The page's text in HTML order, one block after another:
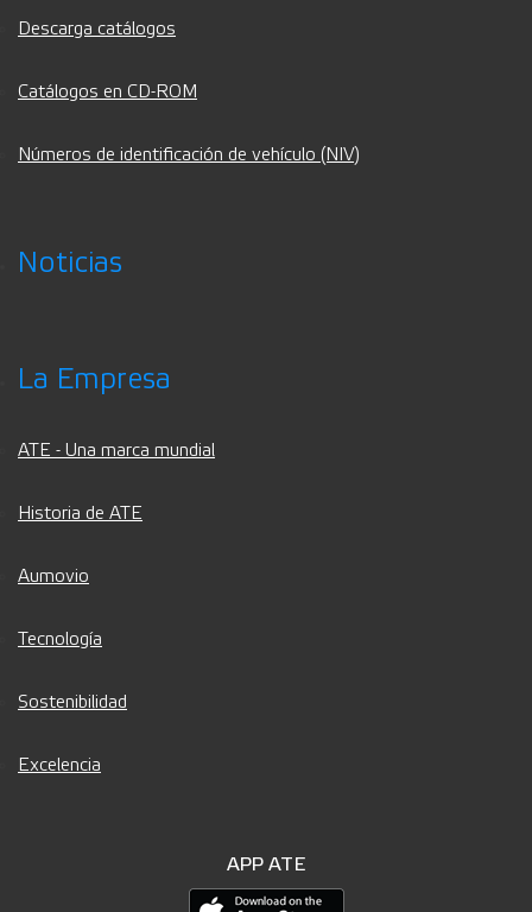
Descarga catálogos
Catálogos en CD-ROM
Números de identificación de vehículo (NIV)
Noticias
La Empresa
ATE - Una marca mundial
Historia de ATE
Aumovio
Tecnología
Sostenibilidad
Excelencia
APP ATE